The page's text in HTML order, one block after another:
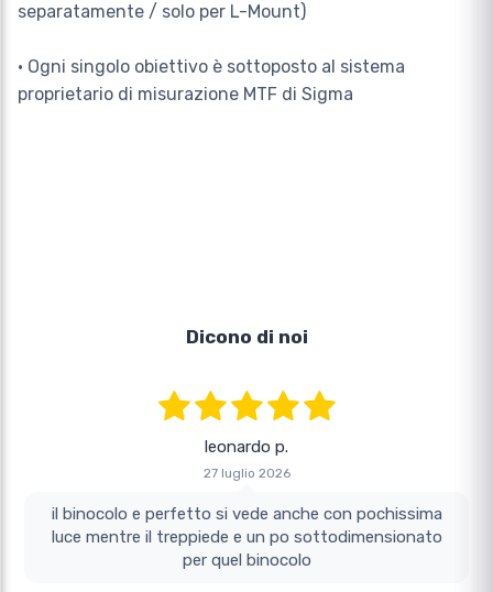
separatamente / solo per L-Mount)
• Ogni singolo obiettivo è sottoposto al sistema
proprietario di misurazione MTF di Sigma
Dicono di noi
leonardo p.
27 luglio 2026
il binocolo e perfetto si vede anche con pochissima
luce mentre il treppiede e un po sottodimensionato
per quel binocolo